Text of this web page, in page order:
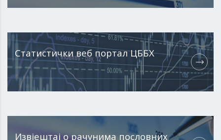
Статистички веб портал ЦББХ
Извјештај о рачунима пословних